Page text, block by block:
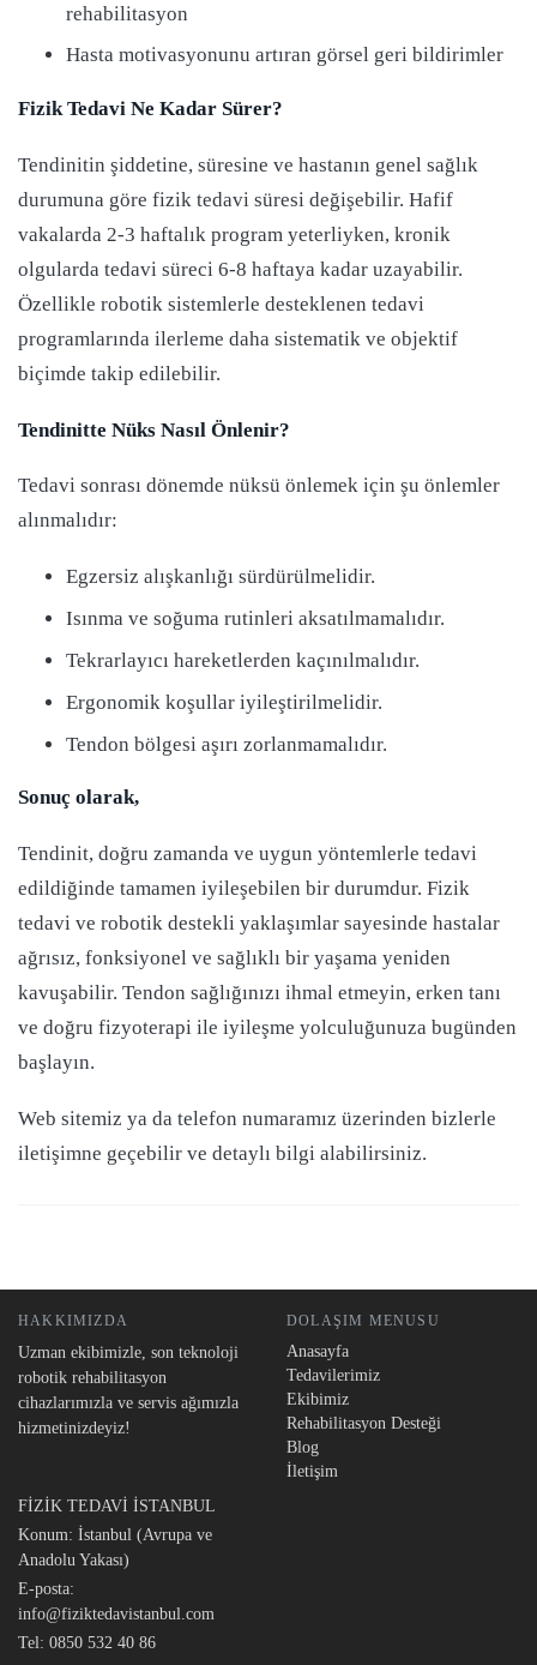
rehabilitasyon
Hasta motivasyonunu artıran görsel geri bildirimler
Fizik Tedavi Ne Kadar Sürer?
Tendinitin şiddetine, süresine ve hastanın genel sağlık
durumuna göre fizik tedavi süresi değişebilir. Hafif
vakalarda 2-3 haftalık program yeterliyken, kronik
olgularda tedavi süreci 6-8 haftaya kadar uzayabilir.
Özellikle robotik sistemlerle desteklenen tedavi
programlarında ilerleme daha sistematik ve objektif
biçimde takip edilebilir.
Tendinitte Nüks Nasıl Önlenir?
Tedavi sonrası dönemde nüksü önlemek için şu önlemler
alınmalıdır:
Egzersiz alışkanlığı sürdürülmelidir.
Isınma ve soğuma rutinleri aksatılmamalıdır.
Tekrarlayıcı hareketlerden kaçınılmalıdır.
Ergonomik koşullar iyileştirilmelidir.
Tendon bölgesi aşırı zorlanmamalıdır.
Sonuç olarak,
Tendinit, doğru zamanda ve uygun yöntemlerle tedavi
edildiğinde tamamen iyileşebilen bir durumdur. Fizik
tedavi ve robotik destekli yaklaşımlar sayesinde hastalar
ağrısız, fonksiyonel ve sağlıklı bir yaşama yeniden
kavuşabilir. Tendon sağlığınızı ihmal etmeyin, erken tanı
ve doğru fizyoterapi ile iyileşme yolculuğunuza bugünden
başlayın.
Web sitemiz ya da telefon numaramız üzerinden bizlerle
iletişimne geçebilir ve detaylı bilgi alabilirsiniz.
HAKKIMIZDA
Uzman ekibimizle, son teknoloji
robotik rehabilitasyon
cihazlarımızla ve servis ağımızla
hizmetinizdeyiz!
DOLAŞIM MENUSU
Anasayfa
Tedavilerimiz
Ekibimiz
Rehabilitasyon Desteği
Blog
İletişim
FİZİK TEDAVİ İSTANBUL
Konum: İstanbul (Avrupa ve
Anadolu Yakası)
E-posta:
info@fiziktedavistanbul.com
Tel: 0850 532 40 86